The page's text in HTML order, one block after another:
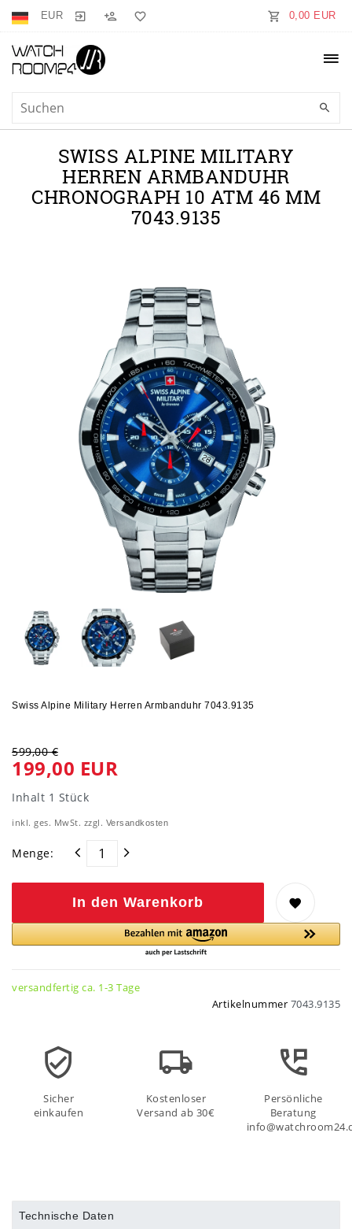
EUR 0,00 EUR
SWISS ALPINE MILITARY
HERREN ARMBANDUHR
CHRONOGRAPH 10 ATM 46 MM
7043.9135
Swiss Alpine Military Herren Armbanduhr 7043.9135
599,00 €
199,00 EUR
Inhalt 1 Stück
inkl. ges. MwSt. zzgl. Versandkosten
Menge:
In den Warenkorb
versandfertig ca. 1-3 Tage
Artikelnummer 7043.9135
Sicher
einkaufen
Kostenloser
Versand ab 30€
Persönliche
Beratung
Technische Daten